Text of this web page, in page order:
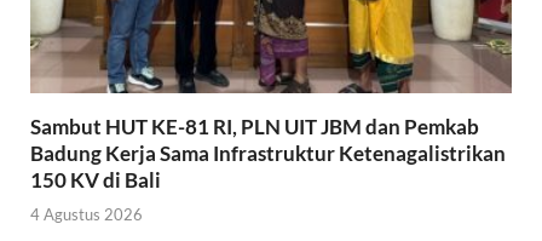
Sambut HUT KE-81 RI, PLN UIT JBM dan Pemkab
Badung Kerja Sama Infrastruktur Ketenagalistrikan
150 KV di Bali
4 Agustus 2026